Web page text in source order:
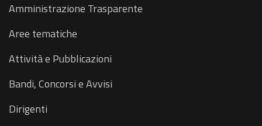
Amministrazione Trasparente
Aree tematiche
Attività e Pubblicazioni
Bandi, Concorsi e Avvisi
Dirigenti